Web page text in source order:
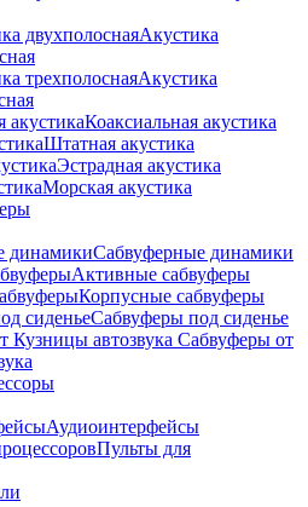
Акустика
Акустика
Коаксиальная акустика
Штатная акустика
Эстрадная акустика
Морская акустика
Сабвуферные динамики
Активные сабвуферы
Корпусные сабвуферы
Сабвуферы под сиденье
Сабвуферы от
Аудиоинтерфейсы
Пульты для